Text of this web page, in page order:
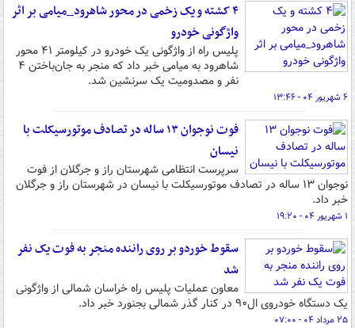
۴ کشته و یک زخمی در محور شاهرود_میامی بر اثر
واژگونی خودرو
پلیس راه از واژگونی یک خودرو در کیلومتر ۴۱ محور
شاهرود به میامی خبر داد که منجر به جان‌باختن ۴
نفر و مصدومیت یک سرنشین شد.
۶ شهریور ۰۴ - ۱۳:۴۶
فوت نوجوان ۱۳ ساله در تصادف موتورسیکلت با
نیسان
سرپرست انتظامی شهرستان راز و جرگلان از فوت
نوجوان ۱۳ ساله در تصادف موتورسیکلت با نیسان در شهرستان راز و جرگلان
خبر داد.
۱ شهریور ۰۴ - ۱۹:۲۰
سقوط خوردو بر روی راننده منجر به فوت یک نفر
شد
معاون عملیات پلیس راه خراسان شمالی از واژگونی
یک دستگاه خودروی ال۹۰ در کنار گذر شمالی بجنورد خبر داد.
۲۵ مرداد ۰۴ - ۰۷:۰۰